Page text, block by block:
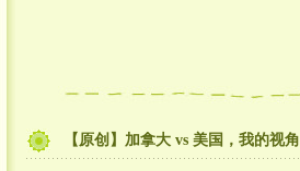
【原创】加拿大 vs 美国，我的视角